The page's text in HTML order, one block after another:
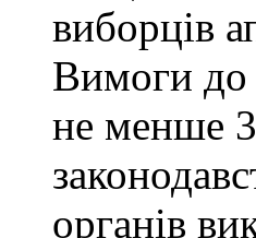
виборців
Вимоги до
не менше 3
органів